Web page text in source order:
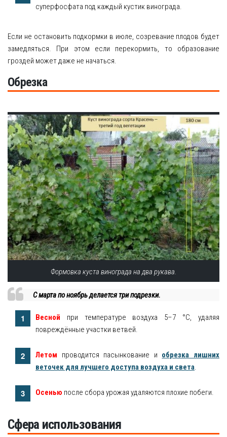
суперфосфата под каждый кустик винограда.
Если не остановить подкормки в июле, созревание плодов будет
замедляться. При этом если перекормить, то образование
гроздей может даже не начаться.
Обрезка
Формовка куста винограда на два рукава.
С марта по ноябрь делается три подрезки.
Весной при температуре воздуха 5–7 °C, удаляя
повреждённые участки ветвей.
Летом проводится пасынкование и обрезка лишних
веточек для лучшего доступа воздуха и света.
Осенью после сбора урожая удаляются плохие побеги.
Сфера использования